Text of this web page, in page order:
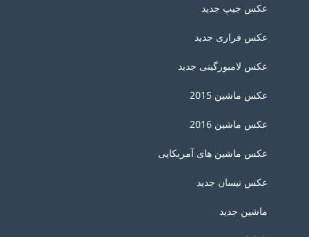
عکس جیپ جدید
عکس فراری جدید
عکس لامبورگینی جدید
عکس ماشین 2015
عکس ماشین 2016
عکس ماشین های آمربکایی
عکس نیسان جدید
ماشین جدید